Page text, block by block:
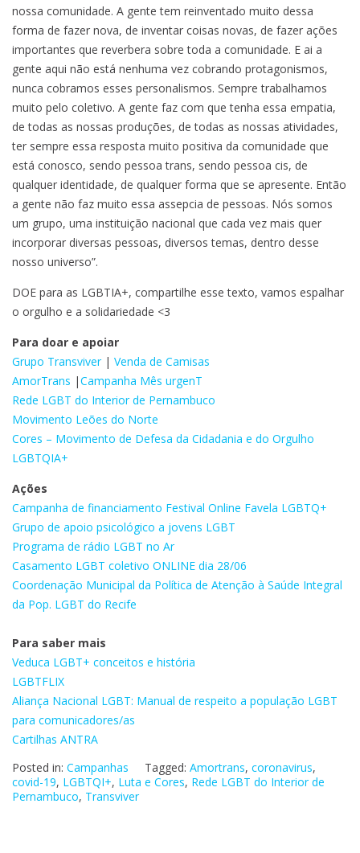
nossa comunidade. A gente tem reinventado muito dessa
forma de fazer nova, de inventar coisas novas, de fazer ações
importantes que reverbera sobre toda a comunidade. E ai a
gente aqui não está nenhuma vez cobrando protagonismos,
nunca cobramos esses personalismos. Sempre trabalhamos
muito pelo coletivo. A gente faz com que tenha essa empatia,
de todas as nossas produções, de todas as nossas atividades,
ter sempre essa resposta muito positiva da comunidade que
está conosco, sendo pessoa trans, sendo pessoa cis, de
qualquer identidade, de qualquer forma que se apresente. Então
a gente não faz muito essa assepcia de pessoas. Nós somos
um grupo, uma instituição nacional que cada vez mais quer
incorporar diversas pessoas, diversos temas, dentro desse
nosso universo”.
DOE para as LGBTIA+, compartilhe esse texto, vamos espalhar
o orgulho e a solidariedade <3
Para doar e apoiar
Grupo Transviver| Venda de Camisas
AmorTrans |Campanha Mês urgenT
Rede LGBT do Interior de Pernambuco
Movimento Leões do Norte
Cores – Movimento de Defesa da Cidadania e do Orgulho
LGBTQIA+
Ações
Campanha de financiamento Festival Online Favela LGBTQ+
Grupo de apoio psicológico a jovens LGBT
Programa de rádio LGBT no Ar
Casamento LGBT coletivo ONLINE dia 28/06
Coordenação Municipal da Política de Atenção à Saúde Integral
da Pop. LGBT do Recife
Para saber mais
Veduca LGBT+ conceitos e história
LGBTFLIX
Aliança Nacional LGBT: Manual de respeito a população LGBT
para comunicadores/as
Cartilhas ANTRA
Posted in: Campanhas Tagged: Amortrans, coronavirus,
covid-19, LGBTQI+, Luta e Cores, Rede LGBT do Interior de
Pernambuco, Transviver